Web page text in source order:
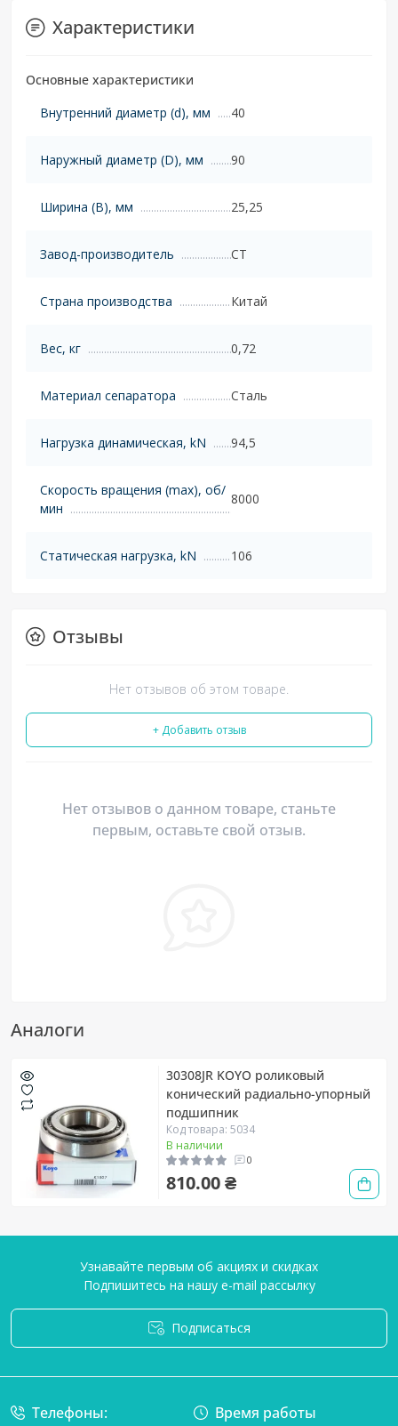
Характеристики
Основные характеристики
Внутренний диаметр (d), мм
40
Наружный диаметр (D), мм 90
Ширина (B), мм 25,25
Завод-производитель CT
Страна производства Китай
Вес, кг 0,72
Материал сепаратора Сталь
Нагрузка динамическая, kN 94,5
Скорость вращения (max), об/
мин
8000
Статическая нагрузка, kN 106
Отзывы
Нет отзывов об этом товаре.
+ Добавить отзыв
Нет отзывов о данном товаре, станьте
первым, оставьте свой отзыв.
Аналоги
30308JR KOYO роликовый
конический радиально-упорный
подшипник
Код товара: 5034
В наличии
0
810.00 ₴
Узнавайте первым об акциях и скидках
Подпишитесь на нашу e-mail рассылку
Подписаться
Телефоны: Время работы